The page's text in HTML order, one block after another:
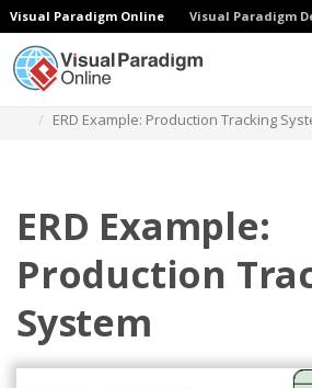
Visual Paradigm Online Visual Paradigm
ERD Example: Production Tracking
ERD Example:
Production
System